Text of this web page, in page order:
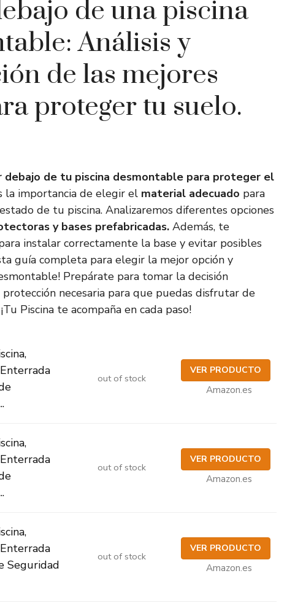
de una piscina
Análisis y
de las mejores
proteger tu suelo.
debajo de tu piscina desmontable para proteger el
la importancia de elegir el material adecuado para
de tu piscina. Analizaremos diferentes opciones
y bases prefabricadas. Además, te
instalar correctamente la base y evitar posibles
guía completa para elegir la mejor opción y
Prepárate para tomar la decisión
necesaria para que puedas disfrutar de
Piscina te acompaña en cada paso!
out of stock
VER PRODUCTO
Amazon.es
out of stock
VER PRODUCTO
Amazon.es
Seguridad
out of stock
VER PRODUCTO
Amazon.es